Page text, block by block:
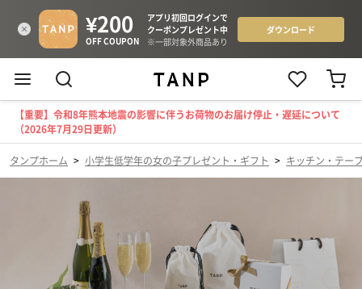
【重要】令和8年熊本地震の影響に伴うお荷物のお届け停止・遅延について
（2026年7月29日更新）
タンプホーム > 小学生低学年の女の子プレゼント・ギフト > キッチン・テー